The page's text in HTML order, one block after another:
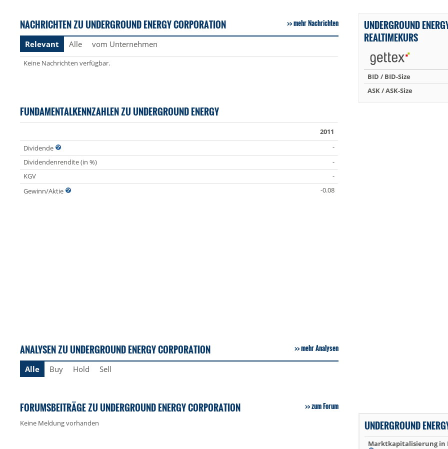
NACHRICHTEN ZU UNDERGROUND ENERGY CORPORATION mehr Nachrichten
Relevant Alle vom Unternehmen
Keine Nachrichten verfügbar.
FUNDAMENTALKENNZAHLEN ZU UNDERGROUND ENERGY
2011
Dividende
-
Dividendenrendite (in %)
-
KGV
-
Gewinn/Aktie
-0.08
ANALYSEN ZU UNDERGROUND ENERGY CORPORATION mehr Analysen
Alle Buy Hold Sell
FORUMSBEITRÄGE ZU UNDERGROUND ENERGY CORPORATION zum Forum
Keine Meldung vorhanden
UNDERGROUND
REALTIMEKURS
BID / BID-Size
ASK / ASK-Size
UNDERGROUND
Marktkapitalisierung in